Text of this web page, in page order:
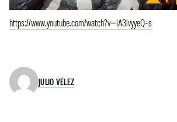
https://www.youtube.com/watch?v=lA3lvyyeQ-s
JULIO VÉLEZ